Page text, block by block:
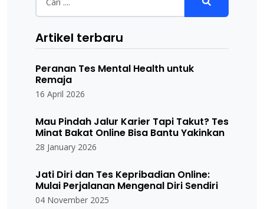
Artikel terbaru
Peranan Tes Mental Health untuk
Remaja
16 April 2026
Mau Pindah Jalur Karier Tapi Takut? Tes
Minat Bakat Online Bisa Bantu Yakinkan
28 January 2026
Jati Diri dan Tes Kepribadian Online:
Mulai Perjalanan Mengenal Diri Sendiri
04 November 2025